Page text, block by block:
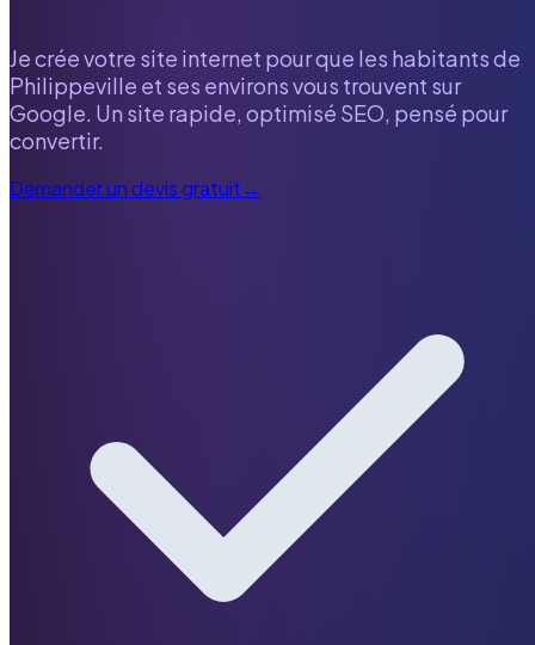
Je crée votre site internet pour que les habitants de
Philippeville et ses environs vous trouvent sur
Google. Un site rapide, optimisé SEO, pensé pour
convertir.
Demander un devis gratuit→